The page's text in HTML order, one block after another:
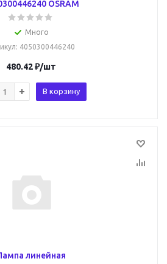
OSRAM
Много
: 4050300446240
480.42₽/шт
В корзину
линейная